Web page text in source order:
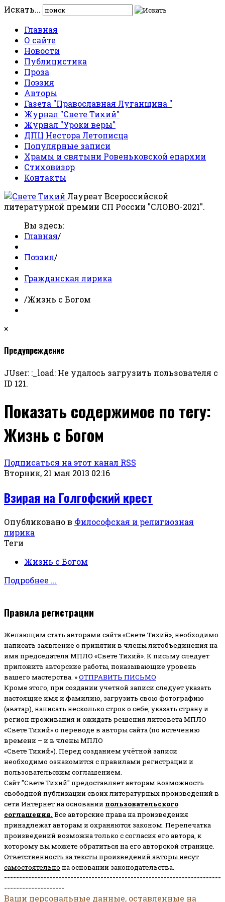
Искать...
Главная
О сайте
Новости
Публицистика
Проза
Поэзия
Авторы
Газета "Православная Луганщина "
Журнал "Свете Тихий"
Журнал "Уроки веры"
ДПЦ Нестора Летописца
Популярные записи
Храмы и святыни Ровеньковской епархии
Стиховизор
Контакты
Лауреат Всероссийской
литературной премии СП России "СЛОВО-2021".
Вы здесь:
Главная/
Поэзия/
Гражданская лирика
/Жизнь с Богом
×
Предупреждение
JUser: :_load: Не удалось загрузить пользователя с
ID 121.
Показать содержимое по тегу:
Жизнь с Богом
Подписаться на этот канал RSS
Вторник, 21 мая 2013 02:16
Взирая на Голгофский крест
Опубликовано в Философская и религиозная
лирика
Теги
Жизнь с Богом
Подробнее ...
Правила регистрации
Желающим стать авторами сайта «Свете Тихий», необходимо
написать заявление о принятии в члены литобъединения на
имя председателя МПЛО «Свете Тихий». К письму следует
приложить авторские работы, показывающие уровень
вашего мастерства. »ОТПРАВИТЬ ПИСЬМО
Кроме этого, при создании учетной записи следует указать
настоящие имя и фамилию, загрузить свою фотографию
(аватар), написать несколько строк о себе, указать страну и
регион проживания и ожидать решения литсовета МПЛО
«Свете Тихий» о переводе в авторы сайта (по истечению
времени – и в члены МПЛО
«Свете Тихий»). Перед созданием учётной записи
необходимо ознакомится с правилами регистрации и
пользовательским соглашением.
Сайт "Свете Тихий" предоставляет авторам возможность
свободной публикации своих литературных произведений в
сети Интернет на основании пользовательского
соглашения. Все авторские права на произведения
принадлежат авторам и охраняются законом. Перепечатка
произведений возможна только с согласия его автора, к
которому вы можете обратиться на его авторской странице.
Ответственность за тексты произведений авторы несут
самостоятельно на основании законодательства.
------------------------------------------------------------------------
--------------------
Ваши персональные данные, оставленные на